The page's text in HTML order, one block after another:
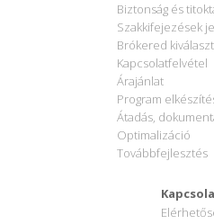
Biztonság és
Szakkifejezések
Brókered
Kapcsolatfelvétel
Árajánlat
Program
Átadás,
Optimalizáció
Továbbfejlesztés